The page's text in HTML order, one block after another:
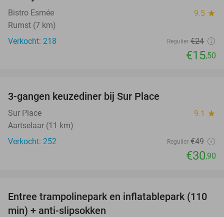
Bistro Esmée 9.5 star
Rumst (7 km)
Verkocht: 218
Regulier €24
€15,50
3-gangen keuzediner bij Sur Place
Sur Place 9.1 star
Aartselaar (11 km)
Verkocht: 252
Regulier €49
€30,90
40%
Entree trampolinepark en inflatablepark (110
min) + anti-slipsokken